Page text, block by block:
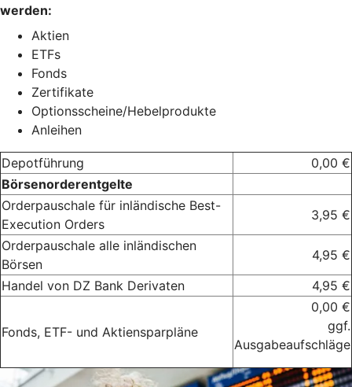
werden:
Aktien
ETFs
Fonds
Zertifikate
Optionsscheine/Hebelprodukte
Anleihen
Depotführung
0,00 €
Börsenorderentgelte
Orderpauschale für inländische Best-
Execution Orders
3,95 €
Orderpauschale alle inländischen
Börsen
4,95 €
Handel von DZ Bank Derivaten
4,95 €
Fonds, ETF- und Aktiensparpläne
0,00 €
ggf.
Ausgabeaufschläge